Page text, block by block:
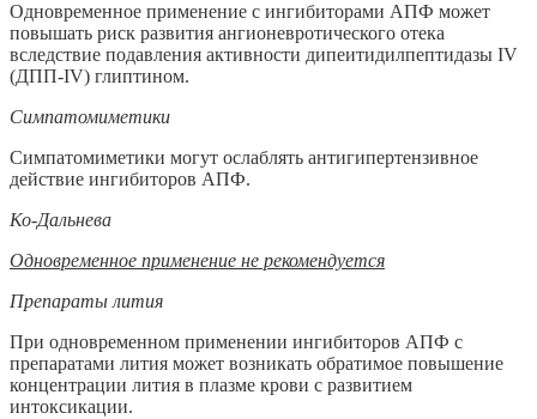
Одновременное применение с ингибиторами АПФ может
повышать риск развития ангионевротического отека
вследствие подавления активности дипеитидилпептидазы IV
(ДПП-IV) глиптином.
Симпатомиметики
Симпатомиметики могут ослаблять антигипертензивное
действие ингибиторов АПФ.
Ко-Дальнева
Одновременное применение не рекомендуется
Препараты лития
При одновременном применении ингибиторов АПФ с
препаратами лития может возникать обратимое повышение
концентрации лития в плазме крови с развитием
интоксикации.